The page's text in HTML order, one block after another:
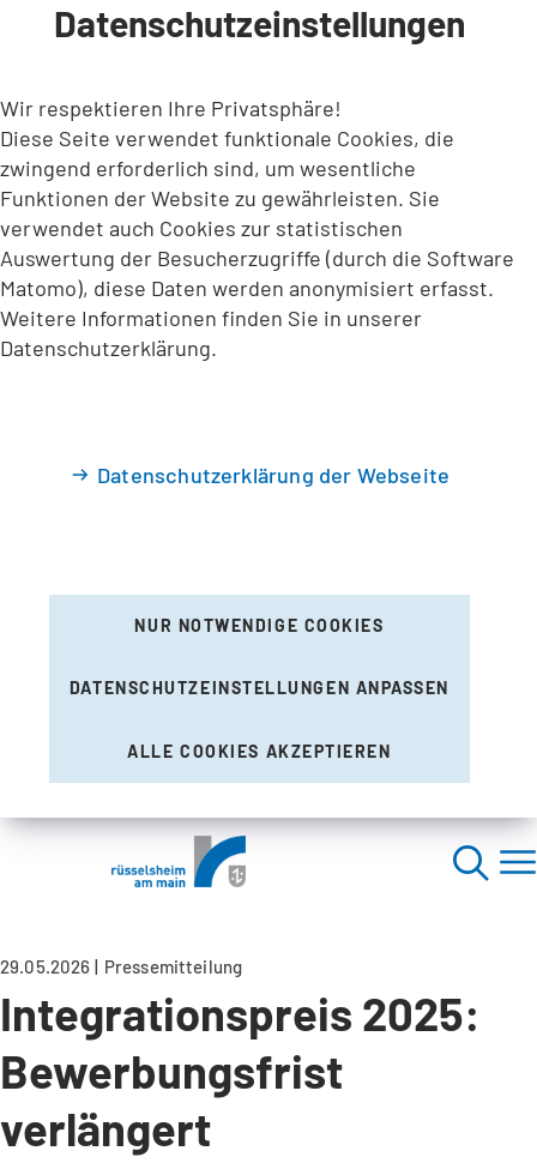
INHALT ANSPRINGEN
Datenschutzeinstellungen
Wir respektieren Ihre Privatsphäre!
Diese Seite verwendet funktionale Cookies, die
zwingend erforderlich sind, um wesentliche
Funktionen der Website zu gewährleisten. Sie
verwendet auch Cookies zur statistischen
Auswertung der Besucherzugriffe (durch die Software
Matomo), diese Daten werden anonymisiert erfasst.
Weitere Informationen finden Sie in unserer
Datenschutzerklärung.
Datenschutzerklärung der Webseite
NUR NOTWENDIGE COOKIES
DATENSCHUTZEINSTELLUNGEN ANPASSEN
ALLE COOKIES AKZEPTIEREN
29.05.2026 Pressemitteilung
Integrationspreis 2025:
Bewerbungsfrist
verlängert